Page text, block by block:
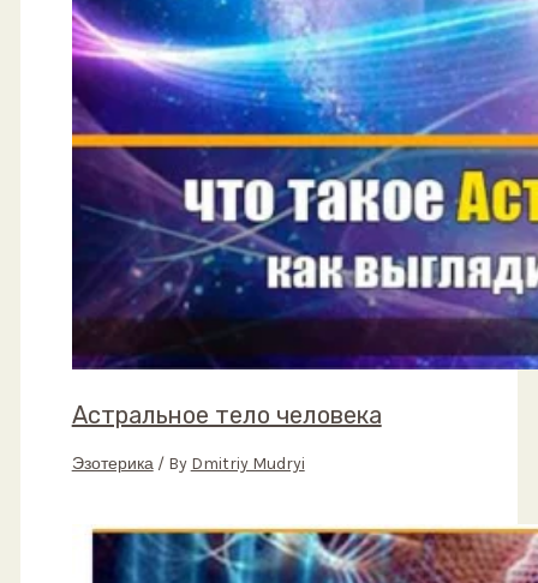
Астральное тело человека
Эзотерика/ By Dmitriy Mudryi